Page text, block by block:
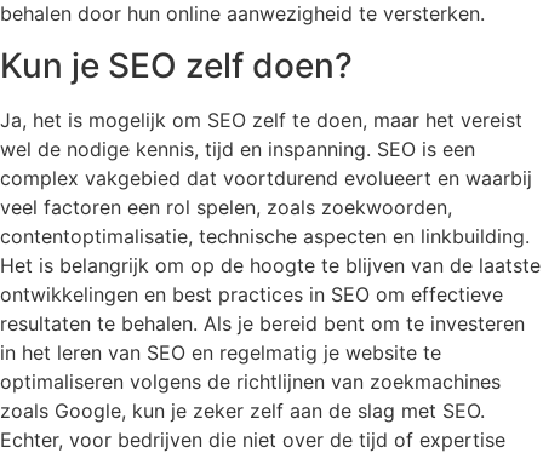
behalen door hun online aanwezigheid te versterken.
Kun je SEO zelf doen?
Ja, het is mogelijk om SEO zelf te doen, maar het vereist
wel de nodige kennis, tijd en inspanning. SEO is een
complex vakgebied dat voortdurend evolueert en waarbij
veel factoren een rol spelen, zoals zoekwoorden,
contentoptimalisatie, technische aspecten en linkbuilding.
Het is belangrijk om op de hoogte te blijven van de laatste
ontwikkelingen en best practices in SEO om effectieve
resultaten te behalen. Als je bereid bent om te investeren
in het leren van SEO en regelmatig je website te
optimaliseren volgens de richtlijnen van zoekmachines
zoals Google, kun je zeker zelf aan de slag met SEO.
Echter, voor bedrijven die niet over de tijd of expertise